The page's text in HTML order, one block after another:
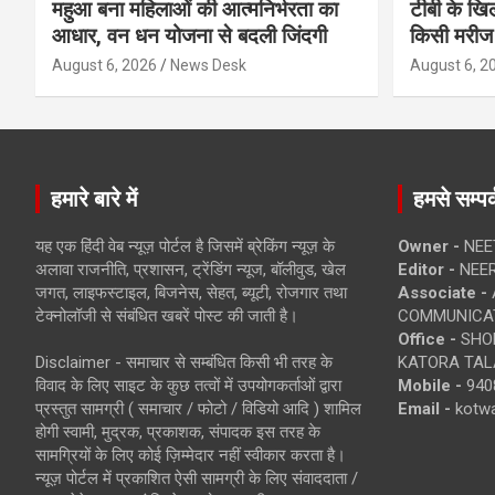
महुआ बना महिलाओं की आत्मनिर्भरता का
आधार, वन धन योजना से बदली जिंदगी
August 6, 2026 News Desk
टीबी के
किसी
August 6,
हमारे बारे में
यह एक हिंदी वेब न्यूज़ पोर्टल है जिसमें ब्रेकिंग न्यूज़ के
अलावा राजनीति, प्रशासन, ट्रेंडिंग न्यूज, बॉलीवुड, खेल
जगत, लाइफस्टाइल, बिजनेस, सेहत, ब्यूटी, रोजगार तथा
टेक्नोलॉजी से संबंधित खबरें पोस्ट की जाती है।
Disclaimer - समाचार से सम्बंधित किसी भी तरह के
विवाद के लिए साइट के कुछ तत्वों में उपयोगकर्ताओं द्वारा
प्रस्तुत सामग्री ( समाचार / फोटो / विडियो आदि ) शामिल
होगी स्वामी, मुद्रक, प्रकाशक, संपादक इस तरह के
सामग्रियों के लिए कोई ज़िम्मेदार नहीं स्वीकार करता है।
न्यूज़ पोर्टल में प्रकाशित ऐसी सामग्री के लिए संवाददाता /
हमसे
Owner -
Editor -
Associate -
Office -
KATORA
Mobile -
Email -